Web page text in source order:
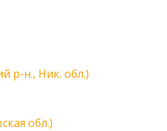
р-н., Ник. обл.)
обл.)